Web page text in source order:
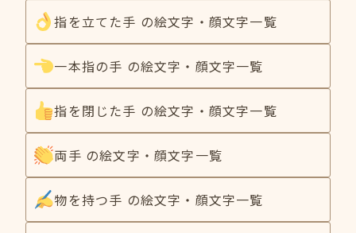
指を立てた手 の絵文字・顔文字一覧
一本指の手 の絵文字・顔文字一覧
指を閉じた手 の絵文字・顔文字一覧
両手 の絵文字・顔文字一覧
物を持つ手 の絵文字・顔文字一覧